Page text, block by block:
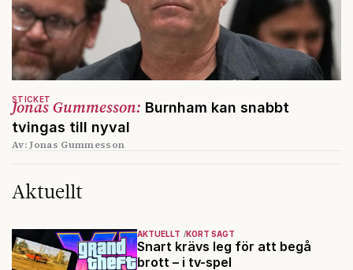
Jonas Gummesson: Burnham kan snabbt
tvingas till nyval
STICKET
Av: Jonas Gummesson
Aktuellt
AKTUELLT KORT SAGT
Snart krävs leg för att begå
brott – i tv-spel